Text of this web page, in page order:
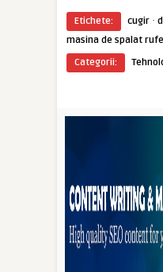
Etichete: cugir ·
masina de spalat rufe
Categorii: